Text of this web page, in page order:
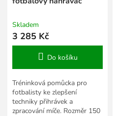
Skladem
3 285 Kč
Do košíku
Tréninková pomůcka pro
fotbalisty ke zlepšení
techniky přihrávek a
zpracování míče. Rozměr 150